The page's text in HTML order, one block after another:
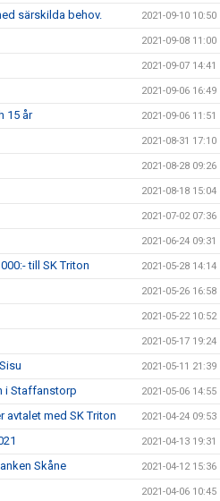
särskilda behov. 2021-09-10 10:50
2021-09-08 11:00
2021-09-07 14:41
2021-09-06 16:49
15 år 2021-09-06 11:51
2021-08-31 17:10
2021-08-28 09:26
2021-08-18 15:04
2021-07-02 07:36
2021-06-24 09:31
till SK Triton 2021-05-28 14:14
2021-05-26 16:58
2021-05-22 10:52
2021-05-17 19:24
2021-05-11 21:39
i Staffanstorp 2021-05-06 14:55
avtalet med SK Triton 2021-04-24 09:53
2021-04-13 19:31
Skåne 2021-04-12 15:36
2021-04-06 10:45